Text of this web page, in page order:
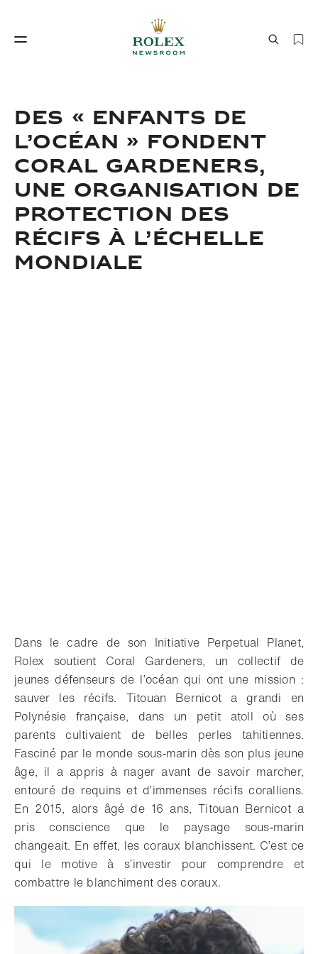
Savoir‑faire
horloger
Le monde de Rolex
DES « ENFANTS DE
L’OCÉAN » FONDENT
CORAL GARDENERS,
UNE ORGANISATION DE
PROTECTION DES
RÉCIFS À L’ÉCHELLE
MONDIALE
Dans le cadre de son Initiative Perpetual Planet,
Rolex soutient Coral Gardeners, un collectif de
jeunes défenseurs de l’océan qui ont une mission :
sauver les récifs. Titouan Bernicot a grandi en
Polynésie française, dans un petit atoll où ses
parents cultivaient de belles perles tahitiennes.
Fasciné par le monde sous‑marin dès son plus jeune
âge, il a appris à nager avant de savoir marcher,
entouré de requins et d’immenses récifs coralliens.
En 2015, alors âgé de 16 ans, Titouan Bernicot a
pris conscience que le paysage sous‑marin
changeait. En effet, les coraux blanchissent. C’est ce
qui le motive à s’investir pour comprendre et
combattre le blanchiment des coraux.